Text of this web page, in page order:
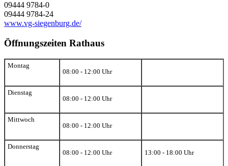
09444 9784-0
09444 9784-24
www.vg-siegenburg.de/
Öffnungszeiten Rathaus
Montag
08:00 - 12:00 Uhr
Dienstag
08:00 - 12:00 Uhr
Mittwoch
08:00 - 12:00 Uhr
Donnerstag
08:00 - 12:00 Uhr
13:00 - 18:00 Uhr